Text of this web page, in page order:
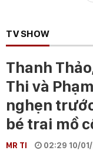
TV SHOW
Thanh
Thi và
nghẹn
bé trai mồ
MR TI 02:29 10/